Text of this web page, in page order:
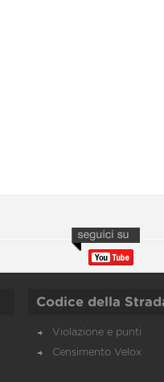
Codice della
Violazione e punti
Censimento Velox